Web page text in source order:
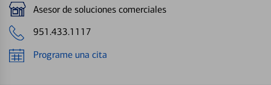
Asesor de soluciones comerciales
951.433.1117
Programe una cita